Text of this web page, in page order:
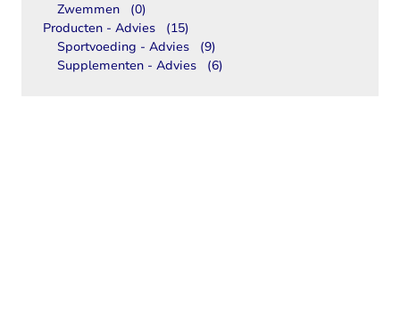
Zwemmen
(0)
Producten - Advies
(15)
Sportvoeding - Advies
(9)
Supplementen - Advies
(6)